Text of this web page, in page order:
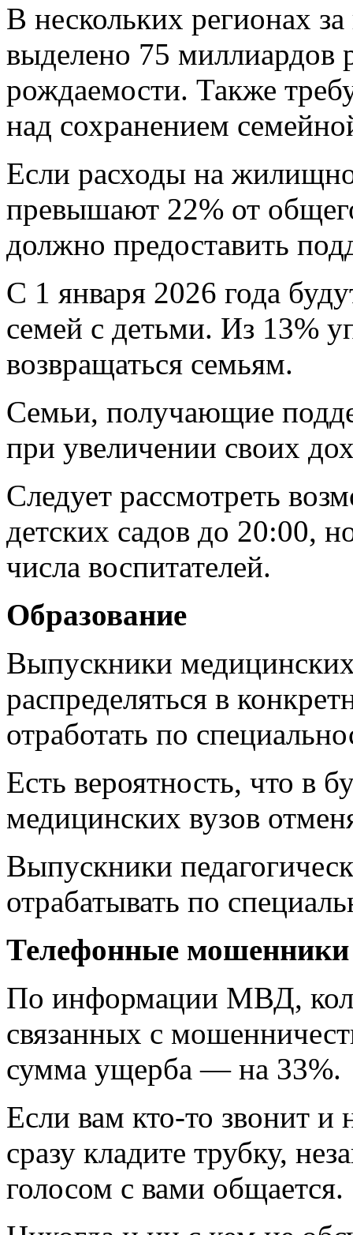
В нескольких регионах
выделено 75 миллиардов
рождаемости. Также
над сохранением
Если расходы на
превышают 22% от
должно предоставить
С 1 января 2026 года
семей с детьми. Из 13%
возвращаться семьям.
Семьи, получающие
при увеличении своих
Следует рассмотреть
детских садов до 20:00,
числа воспитателей.
Образование
Выпускники
распределяться в
отработать по
Есть вероятность, что в
медицинских вузов
Выпускники
отрабатывать по
Телефонные мошенники
По информации МВД,
связанных с
сумма ущерба — на 33%.
Если вам кто-то звонит и
сразу кладите трубку,
голосом с вами общается.